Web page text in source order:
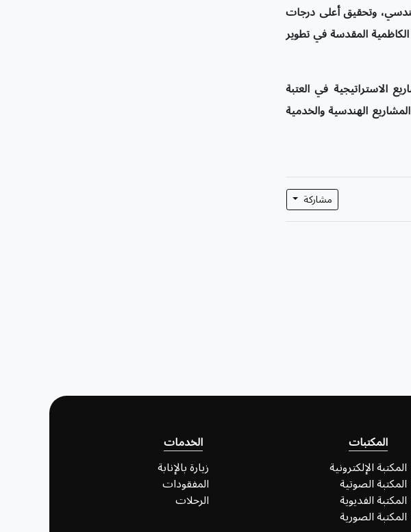
وتحقيق أعلى درجات
الكاظمية المقدسة في تطوير
الاستراتيجية في العتبة
الهندسية والخدمية
مشاركة
المكتبات
المكتبة الإلكترونية
المكتبة الصوتية
المكتبة الفديوية
المكتبة الصورية
الخدمات
زيارة بالإنابة
المفقودات
الرحلات